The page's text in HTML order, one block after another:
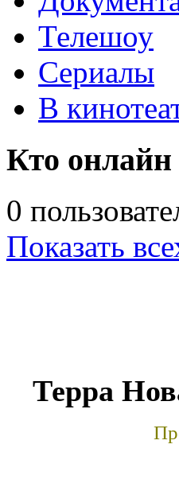
Телешоу
Сериалы
В
Кто онлайн
0
Показать
Терра